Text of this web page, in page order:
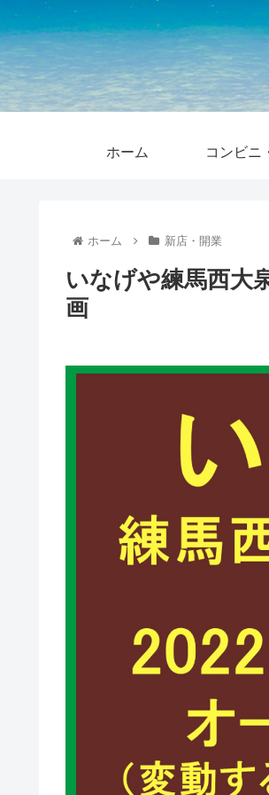
ホーム コンビニ
ホーム 新店・開業
いなげや練馬西大
画